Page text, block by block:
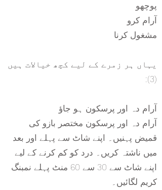
پوچھو
آرام کرو
مشغول کرنا
یہاں ہر زمرے کے لیے کچھ خیالات ہیں
(3):
آرام دہ اور پرسکون ہو جاؤ
آرام دہ اور پرسکون مختصر بازو کی
قمیض پہنیں۔ اپنے شاٹ سے پہلے اور بعد
میں ناشتہ کریں۔ درد کو کم کرنے کے لیے
اپنے شاٹ سے 30 سے 60 منٹ پہلے نمبنگ
کریم لگائیں۔